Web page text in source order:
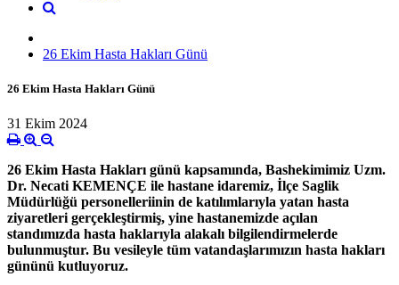
26 Ekim Hasta Hakları Günü
26 Ekim Hasta Hakları Günü
31 Ekim 2024
26 Ekim Hasta Hakları günü kapsamında, Bashekimimiz Uzm.
Dr. Necati KEMENÇE ile hastane idaremiz, İlçe Saglik
Müdürlüğü personelleriinin de katılımlarıyla yatan hasta
ziyaretleri gerçekleştirmiş, yine hastanemizde açılan
standımızda hasta haklarıyla alakalı bilgilendirmelerde
bulunmuştur. Bu vesileyle tüm vatandaşlarımızın hasta hakları
gününü kutluyoruz.